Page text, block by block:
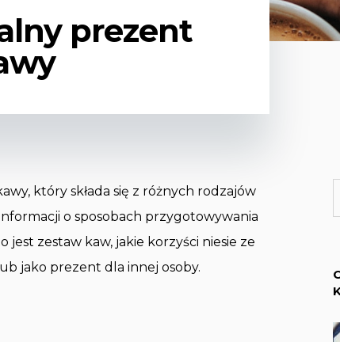
prezent
który składa się z różnych rodzajów
o sposobach przygotowywania
zestaw kaw, jakie korzyści niesie ze
jako prezent dla innej osoby.